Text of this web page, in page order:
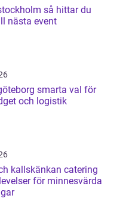
så hittar du
nästa event
smarta val för
och logistik
kallskänkan catering
för minnesvärda